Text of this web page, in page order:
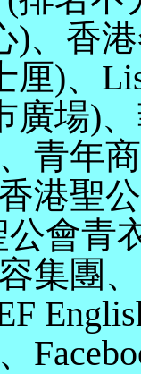
)、香
厘)、
廣場)
青年
港聖
會青
集團